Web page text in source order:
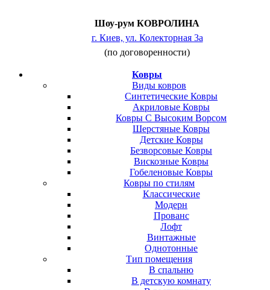
Шоу-рум КОВРОЛИНА
г. Киев, ул. Колекторная 3а
(по договоренности)
Ковры
Виды ковров
Синтетические Ковры
Акриловые Ковры
Ковры С Высоким Ворсом
Шерстяные Ковры
Детские Ковры
Безворсовые Ковры
Вискозные Ковры
Гобеленовые Ковры
Ковры по стилям
Классические
Модерн
Прованс
Лофт
Винтажные
Однотонные
Тип помещения
В спальню
В детскую комнату